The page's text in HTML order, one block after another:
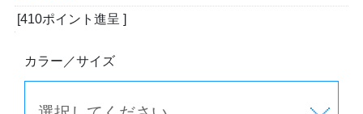
[410ポイント進呈 ]
カラー／サイズ